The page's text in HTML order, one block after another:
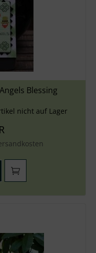
Blessing
nicht auf Lager